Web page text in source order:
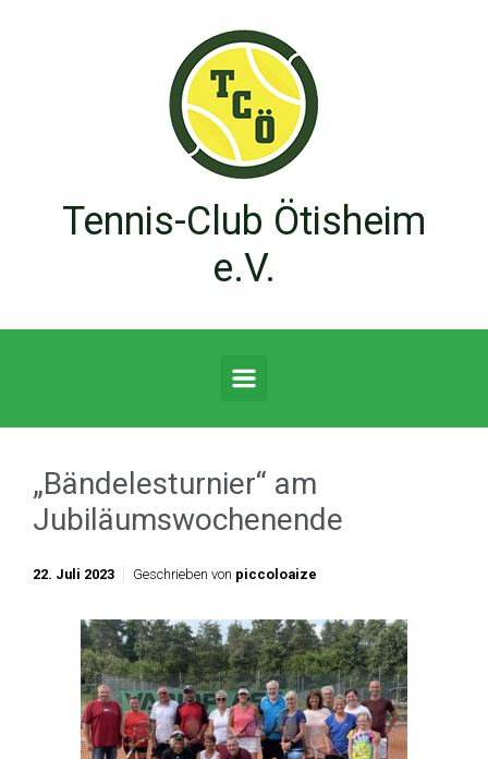
Tennis-Club Ötisheim
e.V.
„Bändelesturnier“ am
Jubiläumswochenende
22. Juli 2023 Geschrieben von piccoloaize